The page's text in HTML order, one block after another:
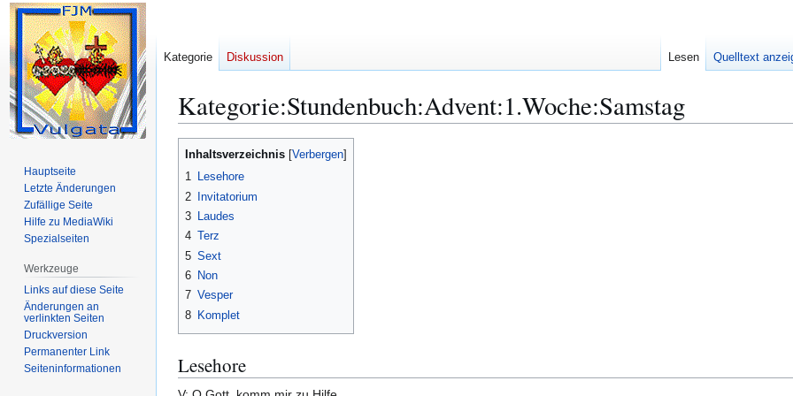
Kategorie:Stundenbuch:Advent:1.Woche:Samstag
Zur
Zur
Inhaltsverzeichnis
1 Lesehore
2
Invitatorium
3 Laudes
4 Terz
5 Sext
6 Non
7 Vesper
8 Komplet
Lesehore
Kategorie Diskussion Lesen Quelltext
Hauptseite
Letzte Änderungen
Zufällige Seite
Hilfe zu MediaWiki
Spezialseiten
Werkzeuge
Links auf diese Seite
Änderungen an
verlinkten Seiten
Druckversion
Permanenter Link
Seiten­­informationen